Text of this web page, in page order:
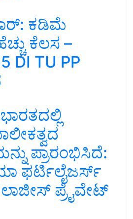
ಕಡಿಮೆ
ಕೆಲಸ –
DI TU PP
ಪ್ರಾರಂಭಿಸಿದೆ:
ಫರ್ಟಿಲೈಜರ್ಸ್
ಪ್ರೈವೇಟ್